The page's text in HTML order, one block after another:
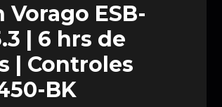
ESB-
| 6 hrs de
| Controles
BK